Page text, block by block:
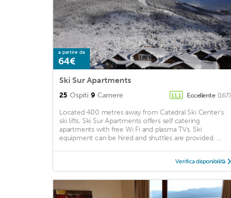
a partire da
64€
Ski Sur Apartments
25 Ospiti 9 Camere 11,1 Eccellente (167)
Located 400 metres away from Catedral Ski Center's
ski lifts, Ski Sur Apartments offers self catering
apartments with free Wi Fi and plasma TVs. Ski
equipment can be hired and shuttles are provided. ...
Verifica disponibilità